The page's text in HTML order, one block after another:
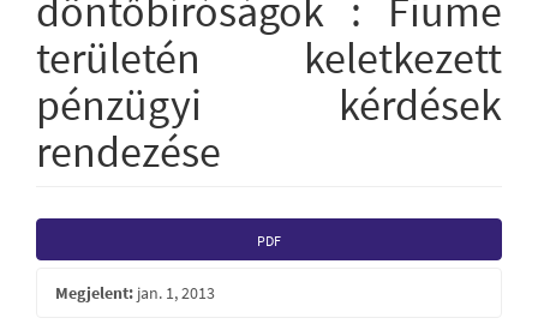
döntőbíróságok : Fiume
területén keletkezett
pénzügyi kérdések
rendezése
Article
Sidebar
PDF
Megjelent: jan. 1, 2013